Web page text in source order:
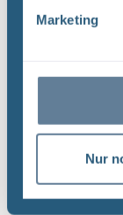
Marketing
Nur
der BGE
Strategie
umfassende
Dateityp: